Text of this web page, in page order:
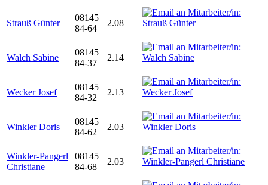
Strauß Günter
08145
84-64
2.08
Walch Sabine
08145
84-37
2.14
Wecker Josef
08145
84-32
2.13
Winkler Doris
08145
84-62
2.03
Winkler-Pangerl
Christiane
08145
84-68
2.03